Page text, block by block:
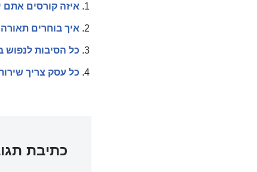
איזה קורסים אתם
איך בוחרים
כל הסיבות לנפוש
כל עסק צריך
כתיבת